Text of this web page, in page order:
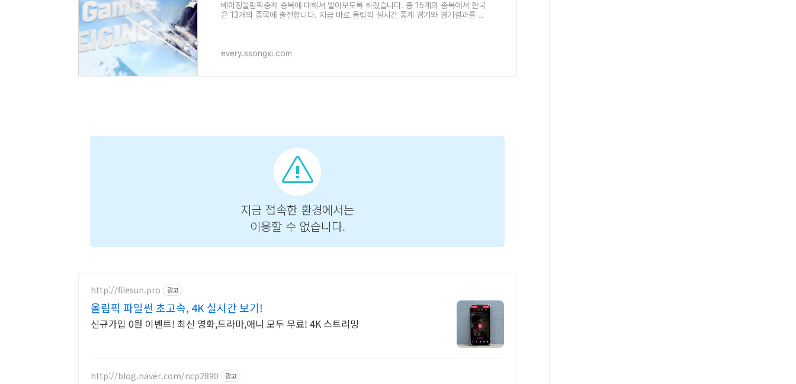
베이징올림픽중계 종목에 대해서 알아보도록 하겠습니다. 총 15개의 종목에서 한국
은 13개의 종목에 출전합니다. 지금 바로 올림픽 실시간 중계 경기와 경기결과를 확
every.ssongxi.com
http://filesun.pro 광고
올림픽 파일썬 초고속, 4K 실시간 보기!
신규가입 0원 이벤트! 최신 영화,드라마,애니 모두 무료! 4K 스트리밍
http://blog.naver.com/ncp2890 광고